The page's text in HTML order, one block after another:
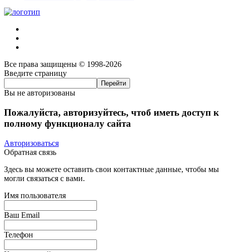
Все права защищены © 1998-2026
Введите страницу
Вы не авторизованы
Пожалуйста, авторизуйтесь, чтоб иметь доступ к
полному функционалу сайта
Авторизоваться
Обратная связь
Здесь вы можете оставить свои контактные данные, чтобы мы
могли связаться с вами.
Имя пользователя
Ваш Email
Телефон